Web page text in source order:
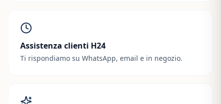
Assistenza clienti H24
Ti rispondiamo su WhatsApp, email e in negozio.